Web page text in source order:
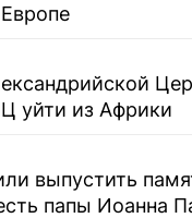
уйти из Африки
выпустить
папы Иоанна